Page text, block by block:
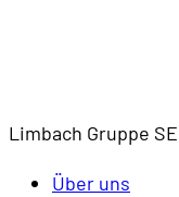
Limbach Gruppe SE
Über uns